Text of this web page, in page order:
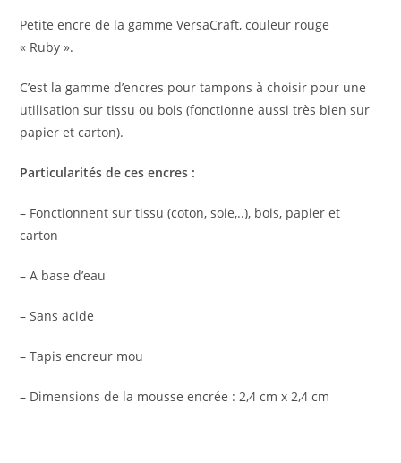
Petite encre de la gamme VersaCraft, couleur rouge
« Ruby ».
C’est la gamme d’encres pour tampons à choisir pour une
utilisation sur tissu ou bois (fonctionne aussi très bien sur
papier et carton).
Particularités de ces encres :
– Fonctionnent sur tissu (coton, soie,..), bois, papier et
carton
– A base d’eau
– Sans acide
– Tapis encreur mou
– Dimensions de la mousse encrée : 2,4 cm x 2,4 cm